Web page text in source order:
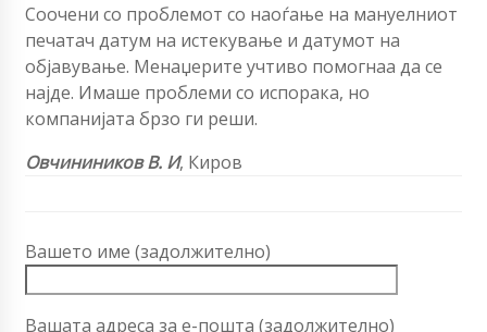
Соочени со проблемот со наоѓање на мануелниот
печатач датум на истекување и датумот на
објавување. Менаџерите учтиво помогнаа да се
најде. Имаше проблеми со испорака, но
компанијата брзо ги реши.
Овчиниников В. И, Киров
Вашето име (задолжително)
Вашата адреса за е-пошта (задолжително)